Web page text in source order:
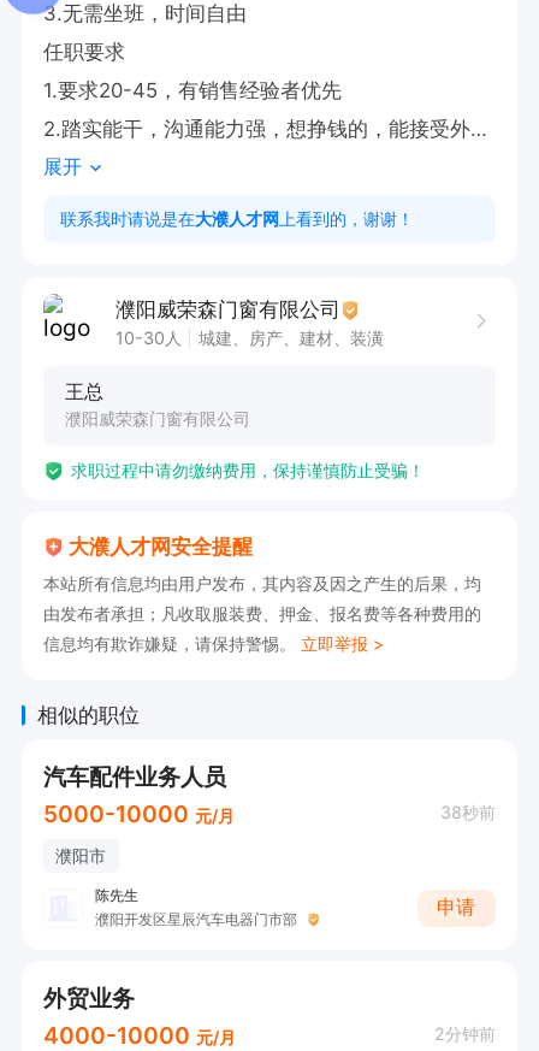
3.无需坐班，时间自由
任职要求
1.要求20-45，有销售经验者优先
2.踏实能干，沟通能力强，想挣钱的，能接受外出
跑小区
3.福利待遇：定期团建，有公休，节日快乐
展开
联系我时请说是在大濮人才网 上看到的，谢谢！
濮阳威荣森门窗有限公司
10-30人 城建、房产、建材、装潢
王总
濮阳威荣森门窗有限公司
求职过程中请勿缴纳费用，保持谨慎防止受骗！
大濮人才网安全提醒
本站所有信息均由用户发布，其内容及因之产生的后果，均
由发布者承担；凡收取服装费、押金、报名费等各种费用的
信息均有欺诈嫌疑，请保持警惕。 立即举报 >
相似的职位
汽车配件业务人员
5000-10000 元/月 38秒前
濮阳市
陈先生
濮阳开发区星辰汽车电器门市部
申请
外贸业务
4000-10000 元/月 2分钟前